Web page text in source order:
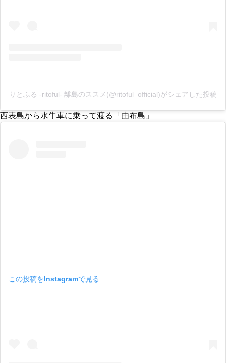
りとふる -ritoful- 離島のススメ(@ritoful_official)がシェアした投稿
西表島から水牛車に乗って渡る「由布島」
この投稿をInstagramで見る